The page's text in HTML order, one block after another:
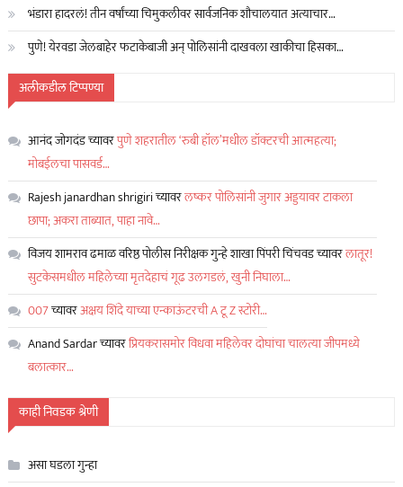
भंडारा हादरलं! तीन वर्षांच्या चिमुकलीवर सार्वजनिक शौचालयात अत्याचार…
पुणे! येरवडा जेलबाहेर फटाकेबाजी अन् पोलिसांनी दाखवला खाकीचा हिसका…
अलीकडील टिप्पण्या
आनंद जोगदंडच्यावरपुणे शहरातील ‘रुबी हॉल’मधील डॉक्टरची आत्महत्या;
मोबईलचा पासवर्ड…
Rajesh janardhan shrigiriच्यावरलष्कर पोलिसांनी जुगार अड्डयावर टाकला
छापा; अकरा ताब्यात, पाहा नावे…
विजय शामराव ढमाळ वरिष्ठ पोलीस निरीक्षक गुन्हे शाखा पिंपरी चिंचवडच्यावरलातूर!
सुटकेसमधील महिलेच्या मृतदेहाचं गूढ उलगडलं, खुनी निघाला…
007च्यावरअक्षय शिंदे याच्या एन्काऊंटरची A टू Z स्टोरी…
Anand Sardarच्यावरप्रियकरासमोर विधवा महिलेवर दोघांचा चालत्या जीपमध्ये
बलात्कार…
काही निवडक श्रेणी
असा घडला गुन्हा